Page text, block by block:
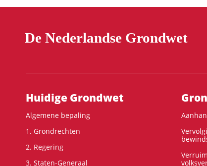
De Nederlandse Grondwet
Hoofdnavigatie
Huidige Grondwet
Algemene bepaling
1. Grondrechten
2. Regering
3. Staten-Generaal